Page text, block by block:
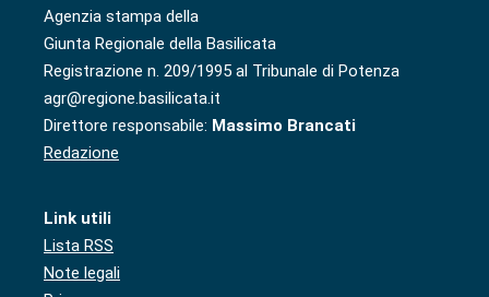
Agenzia stampa della
Giunta Regionale della Basilicata
Registrazione n. 209/1995 al Tribunale di Potenza
agr@regione.basilicata.it
Direttore responsabile: Massimo Brancati
Redazione
Link utili
Lista RSS
Note legali